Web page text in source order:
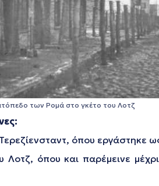
των Ρομά στο γκέτο του Λοτζ
όπου
όπου και παρέμεινε